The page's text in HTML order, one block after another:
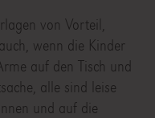
von Vorteil,
wenn die Kinder
auf den Tisch und
alle sind leise
und auf die